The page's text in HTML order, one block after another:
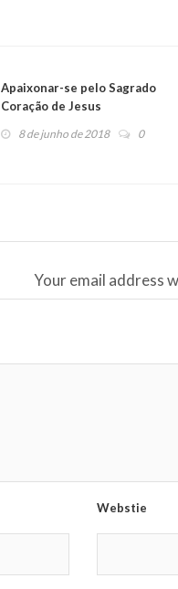
Apaixonar-se pelo Sagrado
Coração de Jesus
8 de junho de 2018 0
Your email address
Webstie